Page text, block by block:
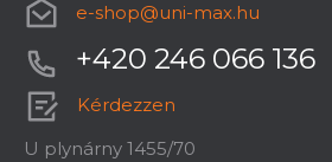
e-shop@uni-max.hu
+420 246 066 136
Kérdezzen
U plynárny 1455/70